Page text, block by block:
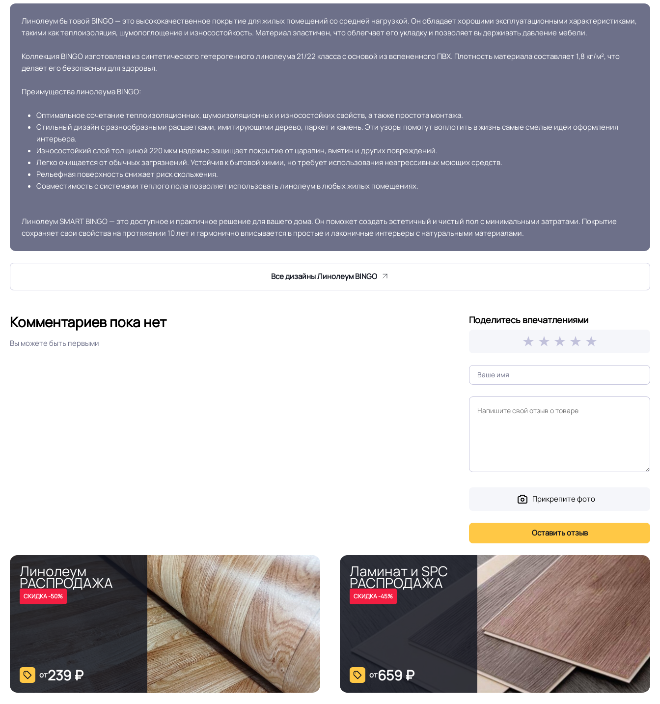
Линолеум бытовой BINGO — это высококачественное покрытие для жилых помещений со средней нагрузкой. Он обладает хорошими эксплуатационными характеристиками,
такими как теплоизоляция, шумопоглощение и износостойкость. Материал эластичен, что облегчает его укладку и позволяет выдерживать давление мебели.
Коллекция BINGO изготовлена из синтетического гетерогенного линолеума 21/22 класса с основой из вспененного ПВХ. Плотность материала составляет 1,8 кг/м², что
делает его безопасным для здоровья.
Преимущества линолеума BINGO:
Оптимальное сочетание теплоизоляционных, шумоизоляционных и износостойких свойств, а также простота монтажа.
Стильный дизайн с разнообразными расцветками, имитирующими дерево, паркет и камень. Эти узоры помогут воплотить в жизнь самые смелые идеи оформления
интерьера.
Износостойкий слой толщиной 220 мкм надежно защищает покрытие от царапин, вмятин и других повреждений.
Легко очищается от обычных загрязнений. Устойчив к бытовой химии, но требует использования неагрессивных моющих средств.
Рельефная поверхность снижает риск скольжения.
Совместимость с системами теплого пола позволяет использовать линолеум в любых жилых помещениях.
Линолеум SMART BINGO — это доступное и практичное решение для вашего дома. Он поможет создать эстетичный и чистый пол с минимальными затратами. Покрытие
сохраняет свои свойства на протяжении 10 лет и гармонично вписывается в простые и лаконичные интерьеры с натуральными материалами.
Все дизайны Линолеум BINGO
Комментариев пока нет
Вы можете быть первыми
Поделитесь впечатлениями
Прикрепите фото
Линолеум
РАСПРОДАЖА
СКИДКА -50%
от239 ₽
Ламинат и SPC
РАСПРОДАЖА
СКИДКА -45%
от659₽